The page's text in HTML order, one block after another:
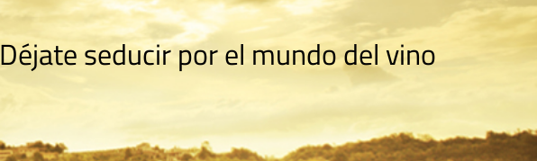
Déjate seducir por el mundo del vino